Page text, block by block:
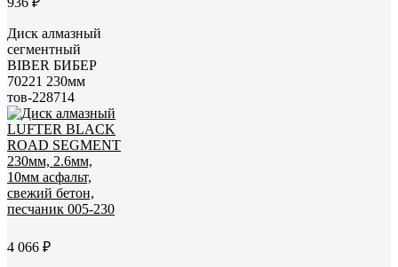
Диск алмазный
сегментный
BIBER БИБЕР
70221 230мм
тов-228714
4 066 ₽